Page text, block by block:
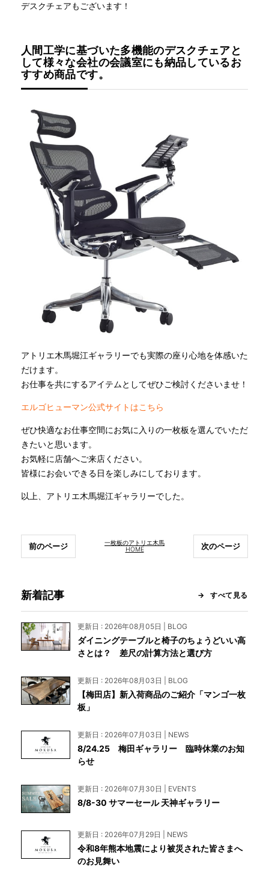
デスクチェアもございます！
人間工学に基づいた多機能のデスクチェアと
して様々な会社の会議室にも納品しているお
すすめ商品です。
アトリエ木馬堀江ギャラリーでも実際の座り心地を体感いた
だけます。
お仕事を共にするアイテムとしてぜひご検討くださいませ！
エルゴヒューマン公式サイトはこちら
ぜひ快適なお仕事空間にお気に入りの一枚板を選んでいただ
きたいと思います。
お気軽に店舗へご来店ください。
皆様にお会いできる日を楽しみにしております。
以上、アトリエ木馬堀江ギャラリーでした。
一枚板のアトリエ木馬
HOME
前のページ 次のページ
新着記事 すべて見る
更新日 : 2026年08月05日 | BLOG
ダイニングテーブルと椅子のちょうどいい高
さとは？ 差尺の計算方法と選び方
更新日 : 2026年08月03日 | BLOG
【梅田店】新入荷商品のご紹介「マンゴ一枚
板」
更新日 : 2026年07月03日 | NEWS
8/24.25 梅田ギャラリー 臨時休業のお知
らせ
更新日 : 2026年07月30日 | EVENTS
8/8-30 サマーセール 天神ギャラリー
更新日 : 2026年07月29日 | NEWS
令和8年熊本地震により被災された皆さまへ
のお見舞い